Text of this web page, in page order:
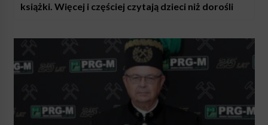
książki. Więcej i częściej czytają dzieci niż dorośli